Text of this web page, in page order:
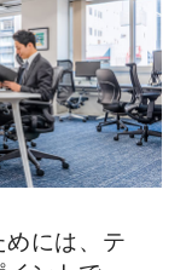
には、テ